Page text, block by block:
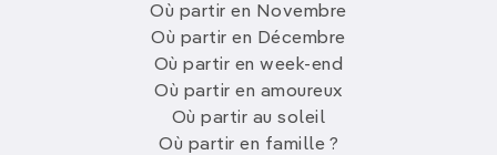
Où partir en Novembre
Où partir en Décembre
Où partir en week-end
Où partir en amoureux
Où partir au soleil
Où partir en famille ?